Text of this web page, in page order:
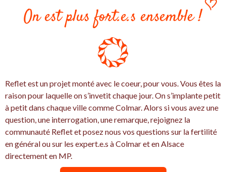
On est plus fort.e.s ensemble !
Reflet est un projet monté avec le coeur, pour vous. Vous êtes la
raison pour laquelle on s’invetit chaque jour. On s’implante petit
à petit dans chaque ville comme Colmar. Alors si vous avez une
question, une interrogation, une remarque, rejoignez la
communauté Reflet et posez nous vos questions sur la fertilité
en général ou sur les expert.e.s à Colmar et en Alsace
directement en MP.